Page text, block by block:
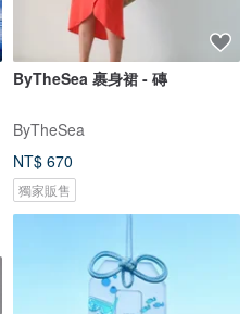
ByTheSea 裹身裙 - 磚
ByTheSea
NT$ 670
獨家販售